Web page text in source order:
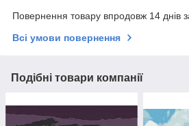
Повернення товару впродовж 14 днів
Всі умови повернення
Подібні товари компанії